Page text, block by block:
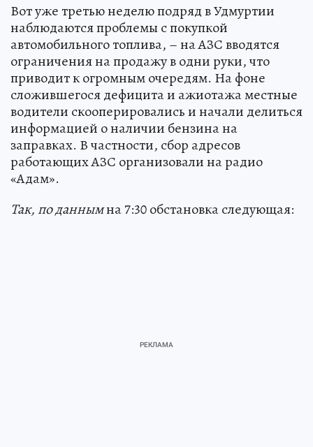
Вот уже третью неделю подряд в Удмуртии
наблюдаются проблемы с покупкой
автомобильного топлива, – на АЗС вводятся
ограничения на продажу в одни руки, что
приводит к огромным очередям. На фоне
сложившегося дефицита и ажиотажа местные
водители скооперировались и начали делиться
информацией о наличии бензина на
заправках. В частности, сбор адресов
работающих АЗС организовали на радио
«Адам».
Так, по даннымна 7:30 обстановка следующая: